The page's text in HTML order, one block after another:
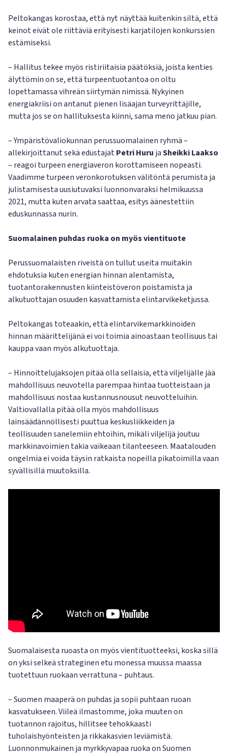
Peltokangas korostaa, että nyt näyttää kuitenkin siltä, että
keinot eivät ole riittäviä erityisesti karjatilojen konkurssien
estämiseksi.
– Hallitus tekee myös ristiriitaisia päätöksiä, joista kenties
älyttömin on se, että turpeentuotantoa on oltu
lopettamassa vihreän siirtymän nimissä. Nykyinen
energiakriisi on antanut pienen lisäajan turveyrittäjille,
mutta jos se on hallituksesta kiinni, sama meno jatkuu pian.
– Ympäristövaliokunnan perussuomalainen ryhmä –
allekirjoittanut sekä edustajatPetri Huru jaSheikki Laakso
– reagoi turpeen energiaveron korottamiseen nopeasti.
Vaadimme turpeen veronkorotuksen välitöntä perumista ja
julistamisesta uusiutuvaksi luonnonvaraksi helmikuussa
2021, mutta kuten arvata saattaa, esitys äänestettiin
eduskunnassa nurin.
Suomalainen puhdas ruoka on myös vientituote
Perussuomalaisten riveistä on tullut useita muitakin
ehdotuksia kuten energian hinnan alentamista,
tuotantorakennusten kiinteistöveron poistamista ja
alkutuottajan osuuden kasvattamista elintarvikeketjussa.
Peltokangas toteaakin, että elintarvikemarkkinoiden
hinnan määrittelijänä ei voi toimia ainoastaan teollisuus tai
kauppa vaan myös alkutuottaja.
– Hinnoittelujaksojen pitää olla sellaisia, että viljelijälle jää
mahdollisuus neuvotella parempaa hintaa tuotteistaan ja
mahdollisuus nostaa kustannusnousut neuvotteluihin.
Valtiovallalla pitää olla myös mahdollisuus
lainsäädännöllisesti puuttua keskusliikkeiden ja
teollisuuden sanelemiin ehtoihin, mikäli viljelijä joutuu
markkinavoimien takia vaikeaan tilanteeseen. Maatalouden
ongelmia ei voida täysin ratkaista nopeilla pikatoimilla vaan
syvällisillä muutoksilla.
Suomalaisesta ruoasta on myös vientituotteeksi, koska sillä
on yksi selkeä strateginen etu monessa muussa maassa
tuotettuun ruokaan verrattuna – puhtaus.
– Suomen maaperä on puhdas ja sopii puhtaan ruoan
kasvatukseen. Viileä ilmastomme, joka muuten on
tuotannon rajoitus, hillitsee tehokkaasti
tuholaishyönteisten ja rikkakasvien leviämistä.
Luonnonmukainen ja myrkkyvapaa ruoka on Suomen